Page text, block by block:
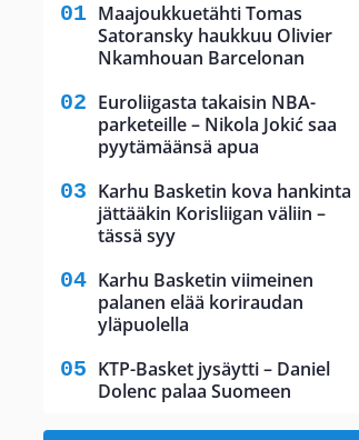
Maajoukkuetähti Tomas
Satoransky haukkuu Olivier
Nkamhouan Barcelonan
Euroliigasta takaisin NBA-
parketeille – Nikola Jokić saa
pyytämäänsä apua
Karhu Basketin kova hankinta
jättääkin Korisliigan väliin –
tässä syy
Karhu Basketin viimeinen
palanen elää koriraudan
yläpuolella
KTP-Basket jysäytti – Daniel
Dolenc palaa Suomeen